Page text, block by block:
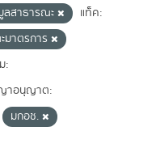
ลสาธารณะ
แท็ค:
าตรการ
:
อนุญาต:
มกอช.